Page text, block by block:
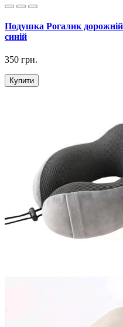
Подушка Рогалик
синій
350 грн.
Купити